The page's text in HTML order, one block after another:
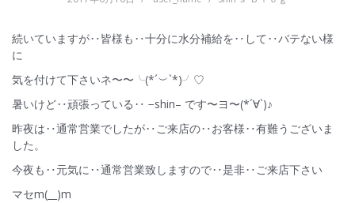
続いていますが‥皆様も‥十分に水分補給を‥して‥バテない様
に
気を付けて下さいネ〜〜╰(*´︶`*)╯♡
暑いけど‥頑張っている‥ −shin– です〜ヨ〜(*´∀`)♪
昨夜は‥通常営業でしたが‥ご来店の‥お客様‥有難うございま
した。
今夜も‥元気に‥通常営業致しますので‥是非‥ご来店下さい
マセm(__)m